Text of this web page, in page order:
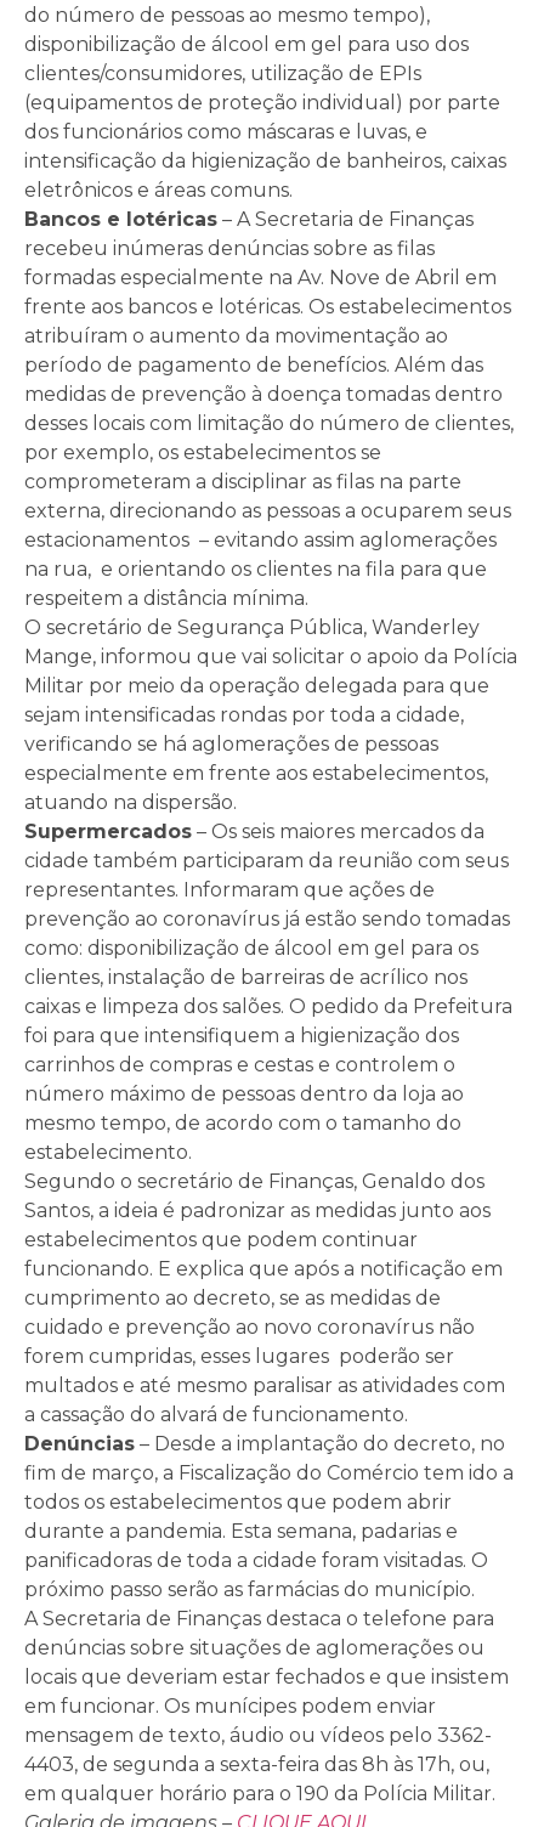
do número de pessoas ao mesmo tempo),
disponibilização de álcool em gel para uso dos
clientes/consumidores, utilização de EPIs
(equipamentos de proteção individual) por parte
dos funcionários como máscaras e luvas, e
intensificação da higienização de banheiros, caixas
eletrônicos e áreas comuns.
Bancos e lotéricas – A Secretaria de Finanças
recebeu inúmeras denúncias sobre as filas
formadas especialmente na Av. Nove de Abril em
frente aos bancos e lotéricas. Os estabelecimentos
atribuíram o aumento da movimentação ao
período de pagamento de benefícios. Além das
medidas de prevenção à doença tomadas dentro
desses locais com limitação do número de clientes,
por exemplo, os estabelecimentos se
comprometeram a disciplinar as filas na parte
externa, direcionando as pessoas a ocuparem seus
estacionamentos – evitando assim aglomerações
na rua, e orientando os clientes na fila para que
respeitem a distância mínima.
O secretário de Segurança Pública, Wanderley
Mange, informou que vai solicitar o apoio da Polícia
Militar por meio da operação delegada para que
sejam intensificadas rondas por toda a cidade,
verificando se há aglomerações de pessoas
especialmente em frente aos estabelecimentos,
atuando na dispersão.
Supermercados – Os seis maiores mercados da
cidade também participaram da reunião com seus
representantes. Informaram que ações de
prevenção ao coronavírus já estão sendo tomadas
como: disponibilização de álcool em gel para os
clientes, instalação de barreiras de acrílico nos
caixas e limpeza dos salões. O pedido da Prefeitura
foi para que intensifiquem a higienização dos
carrinhos de compras e cestas e controlem o
número máximo de pessoas dentro da loja ao
mesmo tempo, de acordo com o tamanho do
estabelecimento.
Segundo o secretário de Finanças, Genaldo dos
Santos, a ideia é padronizar as medidas junto aos
estabelecimentos que podem continuar
funcionando. E explica que após a notificação em
cumprimento ao decreto, se as medidas de
cuidado e prevenção ao novo coronavírus não
forem cumpridas, esses lugares poderão ser
multados e até mesmo paralisar as atividades com
a cassação do alvará de funcionamento.
Denúncias – Desde a implantação do decreto, no
fim de março, a Fiscalização do Comércio tem ido a
todos os estabelecimentos que podem abrir
durante a pandemia. Esta semana, padarias e
panificadoras de toda a cidade foram visitadas. O
próximo passo serão as farmácias do município.
A Secretaria de Finanças destaca o telefone para
denúncias sobre situações de aglomerações ou
locais que deveriam estar fechados e que insistem
em funcionar. Os munícipes podem enviar
mensagem de texto, áudio ou vídeos pelo 3362-
4403, de segunda a sexta-feira das 8h às 17h, ou,
em qualquer horário para o 190 da Polícia Militar.